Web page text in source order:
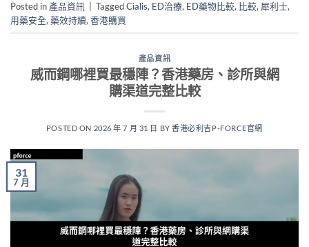
Posted in 產品資訊 TaggedCialis, ED治療, ED藥物比較, 比較, 犀利士,
用藥安全,藥效持續,香港購買
產品資訊
威而鋼哪裡買最穩陣？香港藥房、診所與網
購渠道完整比較
POSTED ON 2026 年 7 月 31 日 BY香港必利吉P-FORCE官網
31
7 月